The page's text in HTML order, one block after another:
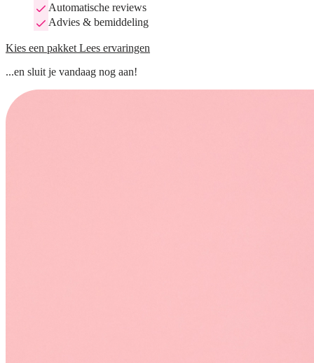
Automatische reviews
Advies & bemiddeling
Kies een pakket Lees ervaringen
...en sluit je vandaag nog aan!